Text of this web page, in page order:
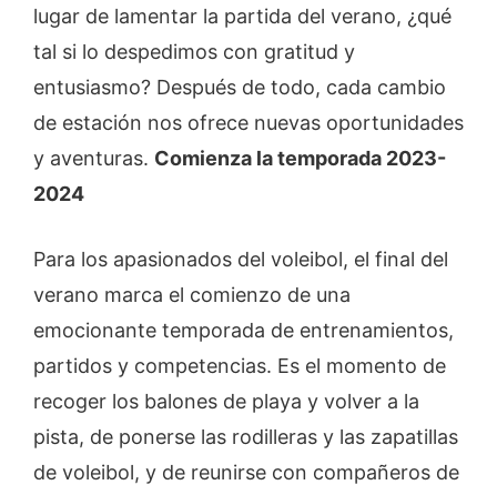
lugar de lamentar la partida del verano, ¿qué
tal si lo despedimos con gratitud y
entusiasmo? Después de todo, cada cambio
de estación nos ofrece nuevas oportunidades
y aventuras. Comienza la temporada 2023-
2024
Para los apasionados del voleibol, el final del
verano marca el comienzo de una
emocionante temporada de entrenamientos,
partidos y competencias. Es el momento de
recoger los balones de playa y volver a la
pista, de ponerse las rodilleras y las zapatillas
de voleibol, y de reunirse con compañeros de